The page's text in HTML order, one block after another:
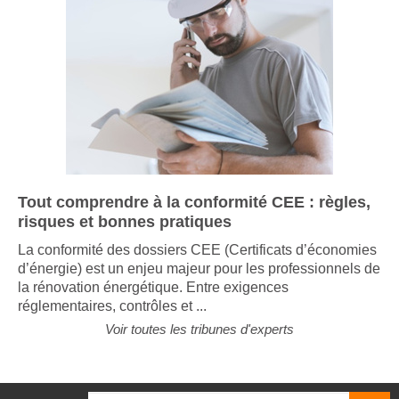
Tout comprendre à la conformité CEE : règles,
risques et bonnes pratiques
La conformité des dossiers CEE (Certificats d’économies
d’énergie) est un enjeu majeur pour les professionnels de
la rénovation énergétique. Entre exigences